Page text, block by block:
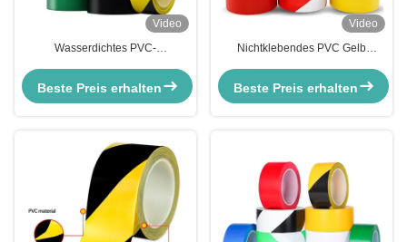
Video
Wasserdichtes PVC-
Sicherheitsvorkehrungen
Beste Preis erhalten
Video
Nichtklebendes PVC Gelb
Barrikadenband für die Sicherheit
Beste Preis erhalten